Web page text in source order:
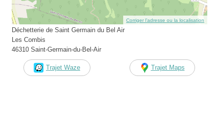
Corriger l’adresse ou la localisation
Déchetterie de Saint Germain du Bel Air
Les Combis
46310 Saint-Germain-du-Bel-Air
Trajet Waze Trajet Maps